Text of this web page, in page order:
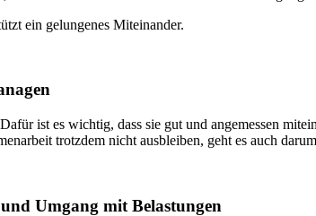
ein gelungenes Miteinander.
ist es wichtig, dass sie gut und angemessen
trotzdem nicht ausbleiben, geht es auch
Umgang mit Belastungen